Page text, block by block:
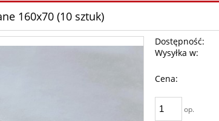
160x70 (10 sztuk)
Dostępność:
Wysyłka w:
Cena:
op.